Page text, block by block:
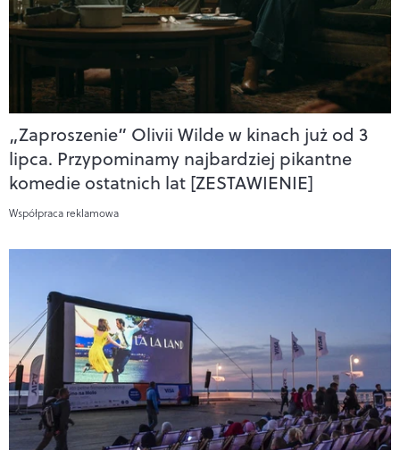
„Zaproszenie” Olivii Wilde w kinach już od 3
lipca. Przypominamy najbardziej pikantne
komedie ostatnich lat [ZESTAWIENIE]
Współpraca reklamowa